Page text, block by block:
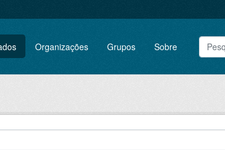
Organizações Grupos Sobre